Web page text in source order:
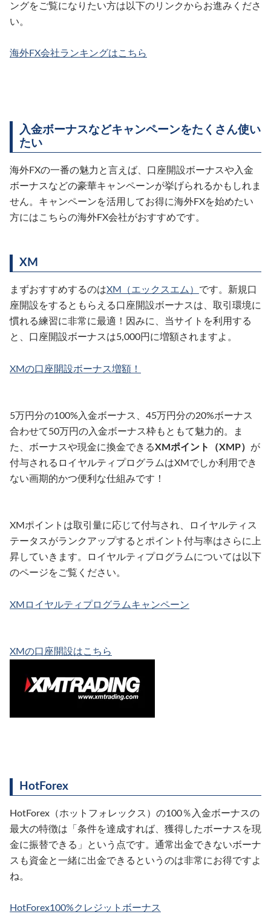
ングをご覧になりたい方は以下のリンクからお進みくださ
い。
海外FX会社ランキングはこちら
入金ボーナスなどキャンペーンをたくさん使い
たい
海外FXの一番の魅力と言えば、口座開設ボーナスや入金
ボーナスなどの豪華キャンペーンが挙げられるかもしれま
せん。キャンペーンを活用してお得に海外FXを始めたい
方にはこちらの海外FX会社がおすすめです。
XM
まずおすすめするのはXM（エックスエム） です。新規口
座開設をするともらえる口座開設ボーナスは、取引環境に
慣れる練習に非常に最適！因みに、当サイトを利用する
と、口座開設ボーナスは5,000円に増額されますよ。
XMの口座開設ボーナス増額！
5万円分の100%入金ボーナス、45万円分の20%ボーナス
合わせて50万円の入金ボーナス枠もともて魅力的。ま
た、ボーナスや現金に換金できるXMポイント（XMP） が
付与されるロイヤルティプログラムはXMでしか利用でき
ない画期的かつ便利な仕組みです！
XMポイントは取引量に応じて付与され、ロイヤルティス
テータスがランクアップするとポイント付与率はさらに上
昇していきます。ロイヤルティプログラムについては以下
のページをご覧ください。
XMロイヤルティプログラムキャンペーン
XMの口座開設はこちら
HotForex
HotForex（ホットフォレックス）の100％入金ボーナスの
最大の特徴は「条件を達成すれば、獲得したボーナスを現
金に振替できる」という点です。通常出金できないボーナ
スも資金と一緒に出金できるというのは非常にお得ですよ
ね。
HotForex100%クレジットボーナス